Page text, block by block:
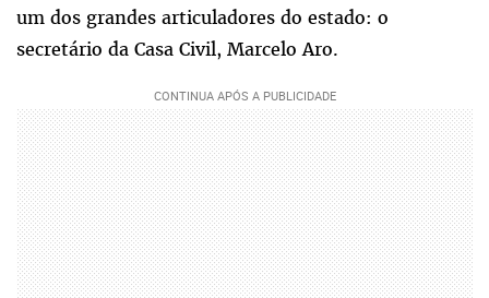
um dos grandes articuladores do estado: o
secretário da Casa Civil, Marcelo Aro.